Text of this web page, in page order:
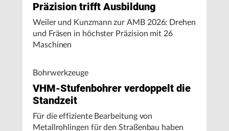
Präzision trifft Ausbildung
Weiler und Kunzmann zur AMB 2026: Drehen
und Fräsen in höchster Präzision mit 26
Maschinen
Bohrwerkzeuge
VHM-Stufenbohrer verdoppelt die
Standzeit
Für die effiziente Bearbeitung von
Metallrohlingen für den Straßenbau haben